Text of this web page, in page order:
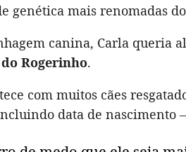
genética mais renomadas
canina, Carla queria
Rogerinho.
com muitos cães
data de nascimento